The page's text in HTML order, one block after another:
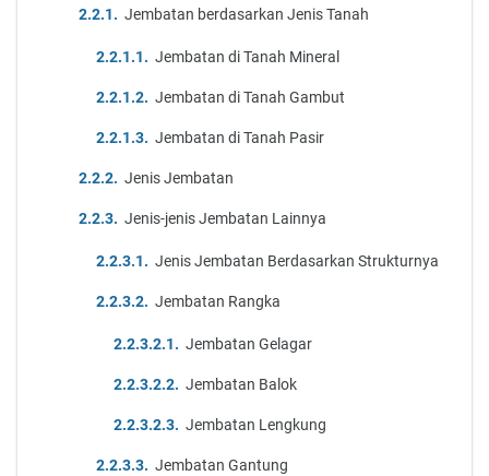
Jembatan berdasarkan Jenis Tanah
Jembatan di Tanah Mineral
Jembatan di Tanah Gambut
Jembatan di Tanah Pasir
Jenis Jembatan
Jenis-jenis Jembatan Lainnya
Jenis Jembatan Berdasarkan Strukturnya
Jembatan Rangka
Jembatan Gelagar
Jembatan Balok
Jembatan Lengkung
Jembatan Gantung